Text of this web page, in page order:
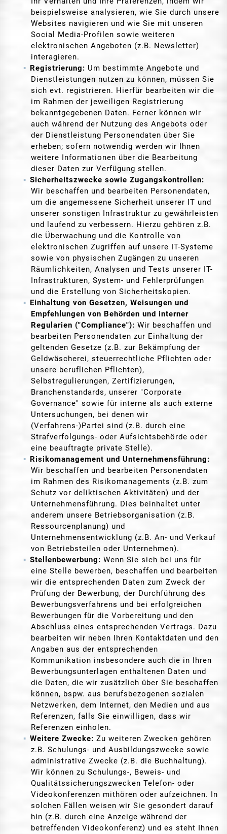
beispielsweise analysieren, wie Sie durch unsere
Websites navigieren und wie Sie mit unseren
Social Media-Profilen sowie weiteren
elektronischen Angeboten (z.B. Newsletter)
interagieren.
Registrierung: Um bestimmte Angebote und
Dienstleistungen nutzen zu können, müssen Sie
sich evt. registrieren. Hierfür bearbeiten wir die
im Rahmen der jeweiligen Registrierung
bekanntgegebenen Daten. Ferner können wir
auch während der Nutzung des Angebots oder
der Dienstleistung Personendaten über Sie
erheben; sofern notwendig werden wir Ihnen
weitere Informationen über die Bearbeitung
dieser Daten zur Verfügung stellen.
Sicherheitszwecke sowie Zugangskontrollen:
Wir beschaffen und bearbeiten Personendaten,
um die angemessene Sicherheit unserer IT und
unserer sonstigen Infrastruktur zu gewährleisten
und laufend zu verbessern. Hierzu gehören z.B.
die Überwachung und die Kontrolle von
elektronischen Zugriffen auf unsere IT-Systeme
sowie von physischen Zugängen zu unseren
Räumlichkeiten, Analysen und Tests unserer IT-
Infrastrukturen, System- und Fehlerprüfungen
und die Erstellung von Sicherheitskopien.
Einhaltung von Gesetzen, Weisungen und
Empfehlungen von Behörden und interner
Regularien ("Compliance"): Wir beschaffen und
bearbeiten Personendaten zur Einhaltung der
geltenden Gesetze (z.B. zur Bekämpfung der
Geldwäscherei, steuerrechtliche Pflichten oder
unsere beruflichen Pflichten),
Selbstregulierungen, Zertifizierungen,
Branchenstandards, unserer "Corporate
Governance" sowie für interne als auch externe
Untersuchungen, bei denen wir
(Verfahrens-)Partei sind (z.B. durch eine
Strafverfolgungs- oder Aufsichtsbehörde oder
eine beauftragte private Stelle).
Risikomanagement und Unternehmensführung:
Wir beschaffen und bearbeiten Personendaten
im Rahmen des Risikomanagements (z.B. zum
Schutz vor deliktischen Aktivitäten) und der
Unternehmensführung. Dies beinhaltet unter
anderem unsere Betriebsorganisation (z.B.
Ressourcenplanung) und
Unternehmensentwicklung (z.B. An- und Verkauf
von Betriebsteilen oder Unternehmen).
Stellenbewerbung: Wenn Sie sich bei uns für
eine Stelle bewerben, beschaffen und bearbeiten
wir die entsprechenden Daten zum Zweck der
Prüfung der Bewerbung, der Durchführung des
Bewerbungsverfahrens und bei erfolgreichen
Bewerbungen für die Vorbereitung und den
Abschluss eines entsprechenden Vertrags. Dazu
bearbeiten wir neben Ihren Kontaktdaten und den
Angaben aus der entsprechenden
Kommunikation insbesondere auch die in Ihren
Bewerbungsunterlagen enthaltenen Daten und
die Daten, die wir zusätzlich über Sie beschaffen
können, bspw. aus berufsbezogenen sozialen
Netzwerken, dem Internet, den Medien und aus
Referenzen, falls Sie einwilligen, dass wir
Referenzen einholen.
Weitere Zwecke: Zu weiteren Zwecken gehören
z.B. Schulungs- und Ausbildungszwecke sowie
administrative Zwecke (z.B. die Buchhaltung).
Wir können zu Schulungs-, Beweis- und
Qualitätssicherungszwecken Telefon- oder
Videokonferenzen mithören oder aufzeichnen. In
solchen Fällen weisen wir Sie gesondert darauf
hin (z.B. durch eine Anzeige während der
betreffenden Videokonferenz) und es steht Ihnen